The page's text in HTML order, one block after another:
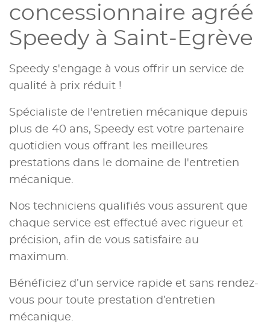
concessionnaire agréé
Speedy à Saint-Egrève
Speedy s'engage à vous offrir un service de
qualité à prix réduit !
Spécialiste de l'entretien mécanique depuis
plus de 40 ans, Speedy est votre partenaire
quotidien vous offrant les meilleures
prestations dans le domaine de l'entretien
mécanique.
Nos techniciens qualifiés vous assurent que
chaque service est effectué avec rigueur et
précision, afin de vous satisfaire au
maximum.
Bénéficiez d’un service rapide et sans rendez-
vous pour toute prestation d’entretien
mécanique.